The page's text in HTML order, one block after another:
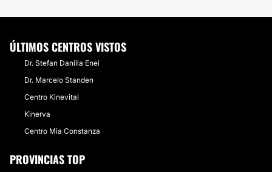
ÚLTIMOS CENTROS VISTOS
Dr. Stefan Danilla Enei
Dr. Marcelo Standen
Centro Kinevital
Kinerva
Centro Mia Constanza
PROVINCIAS TOP